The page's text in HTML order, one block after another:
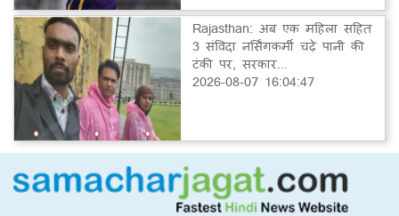
Rajasthan: अब एक महिला सहित
3 संविदा नर्सिंगकर्मी चढ़े पानी की
टंकी पर, सरकार...
2026-08-07 16:04:47